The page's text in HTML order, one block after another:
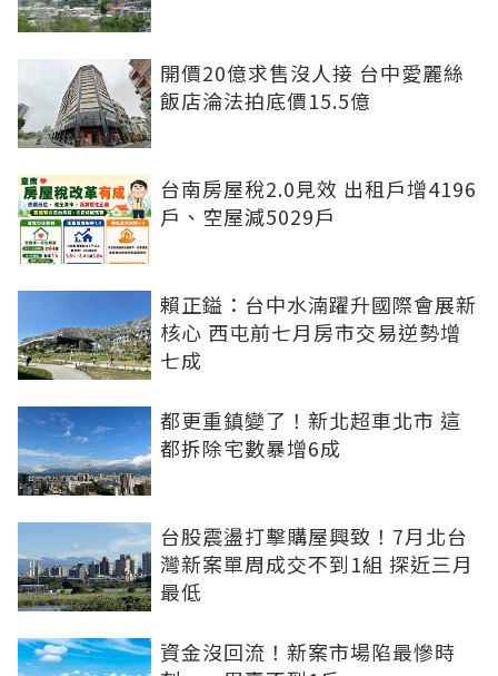
開價20億求售沒人接 台中愛麗絲
飯店淪法拍底價15.5億
台南房屋稅2.0見效 出租戶增4196
戶、空屋減5029戶
賴正鎰：台中水湳躍升國際會展新
核心 西屯前七月房市交易逆勢增
七成
都更重鎮變了！新北超車北市 這
都拆除宅數暴增6成
台股震盪打擊購屋興致！7月北台
灣新案單周成交不到1組 探近三月
最低
資金沒回流！新案市場陷最慘時